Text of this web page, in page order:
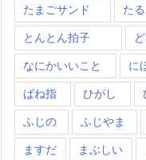
たまごサンド た
とんとん拍子
なにかいいこと に
ばね指 ひがし
ふじの ふじやま
ますだ まぶしい